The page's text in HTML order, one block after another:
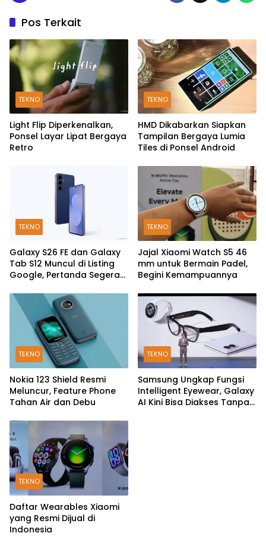
Pos Terkait
TEKNO
Light Flip Diperkenalkan,
Ponsel Layar Lipat Bergaya
Retro
TEKNO
HMD Dikabarkan Siapkan
Tampilan Bergaya Lumia
Tiles di Ponsel Android
TEKNO
Galaxy S26 FE dan Galaxy
Tab S12 Muncul di Listing
Google, Pertanda Segera
TEKNO
Jajal Xiaomi Watch S5 46
mm untuk Bermain Padel,
Begini Kemampuannya
TEKNO
Nokia 123 Shield Resmi
Meluncur, Feature Phone
Tahan Air dan Debu
TEKNO
Samsung Ungkap Fungsi
Intelligent Eyewear, Galaxy
AI Kini Bisa Diakses Tanpa
TEKNO
Daftar Wearables Xiaomi
yang Resmi Dijual di
Indonesia